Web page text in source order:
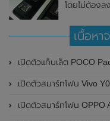
โดยไม่ต้องล
เนื้อหา
เปิดตัวแท็บเล็ต POCO Pad (5G) อย่างเป็นทางการแล้วในป
เปิดตัวสมาร์ทโฟน Vivo Y03t ในประเทศฟิลิปปินส์อย่างเป็นทางการแล้ว ม
เปิดตัวสมาร์ทโฟน OPPO A3 Pro (5G) และ